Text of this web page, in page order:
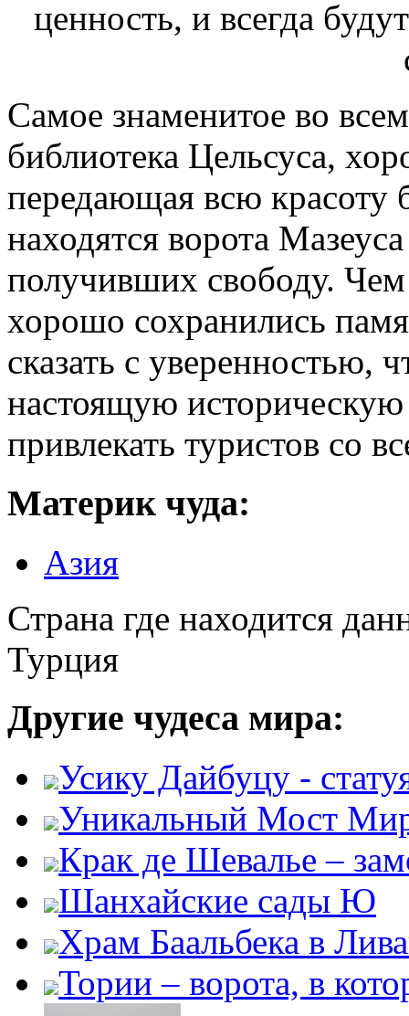
Самое знаменитое во
библиотека Цельсуса,
передающая всю красоту
находятся ворота
получивших свободу.
хорошо сохранились
сказать с уверенностью,
настоящую историческую
привлекать туристов со
Материк чуда:
Азия
Страна где находится
Турция
Другие чудеса мира:
Усику Дайбуцу -
Уникальный Мост
Крак де Шевалье –
Шанхайские сады Ю
Храм Баальбека в
Тории – ворота, в